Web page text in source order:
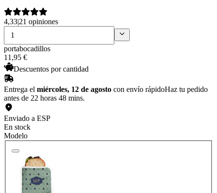
4,33|21 opiniones
portabocadillos
11 ,95 €
Descuentos por cantidad
Entrega el miércoles, 12 de agosto con envío rápidoHaz tu pedido
antes de 22 horas 48 mins.
Enviado a ESP
En stock
Modelo